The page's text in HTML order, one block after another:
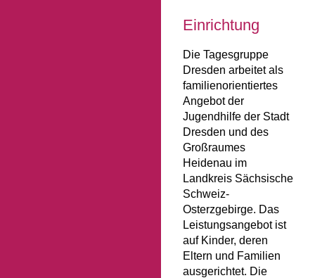
Einrichtung
Die Tagesgruppe
Dresden arbeitet als
familienorientiertes
Angebot der
Jugendhilfe der Stadt
Dresden und des
Großraumes
Heidenau im
Landkreis Sächsische
Schweiz-
Osterzgebirge. Das
Leistungsangebot ist
auf Kinder, deren
Eltern und Familien
ausgerichtet. Die